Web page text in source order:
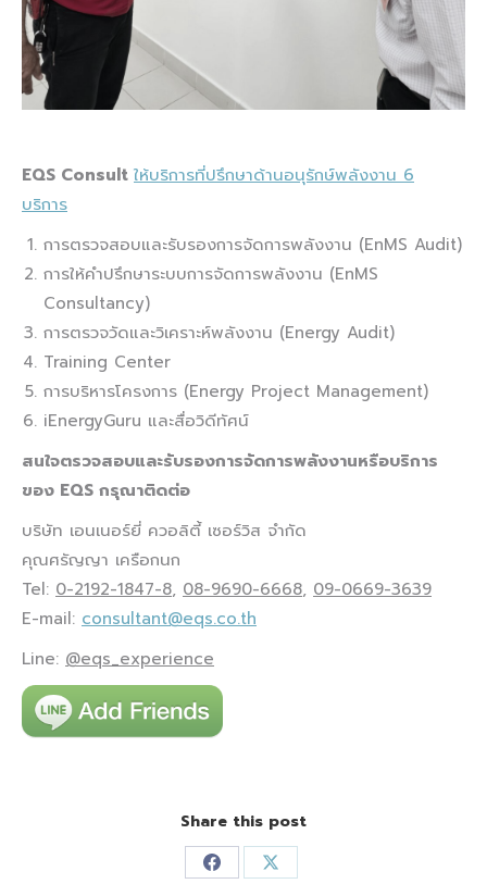
EQS Consult ให้บริการที่ปรึกษาด้านอนุรักษ์พลังงาน 6
บริการ
การตรวจสอบและรับรองการจัดการพลังงาน (EnMS Audit)
การให้คำปรึกษาระบบการจัดการพลังงาน (EnMS
Consultancy)
การตรวจวัดและวิเคราะห์พลังงาน (Energy Audit)
Training Center
การบริหารโครงการ (Energy Project Management)
iEnergyGuru และสื่อวิดีทัศน์
สนใจตรวจสอบและรับรองการจัดการพลังงานหรือบริการ
ของ EQS กรุณาติดต่อ
บริษัท เอนเนอร์ยี่ ควอลิตี้ เซอร์วิส จำกัด
คุณศรัญญา เครือกนก
Tel: 0-2192-1847-8, 08-9690-6668, 09-0669-3639
E-mail: consultant@eqs.co.th
Line: @eqs_experience
Share this post
Share Share